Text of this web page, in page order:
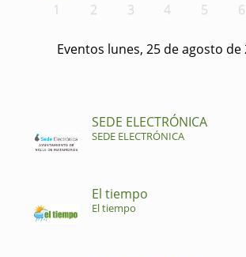
1
2 3 4 5 6
Eventos lunes, 25 de agosto de
SEDE ELECTRÓNICA
SEDE ELECTRÓNICA
El tiempo
El tiempo